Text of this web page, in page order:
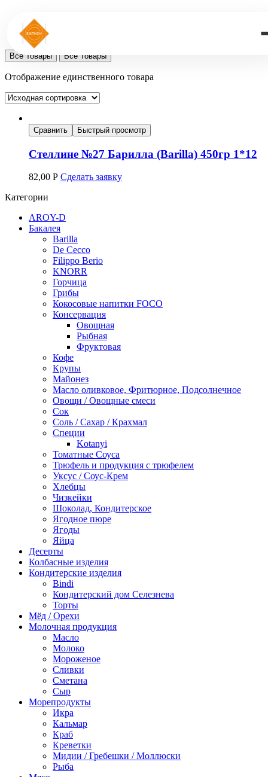
Все Товары Все Товары
Отображение единственного товара
Сравнить Быстрый просмотр
Стеллине №27 Барилла (Barilla) 450гр 1*12
82,00 Р Сделать заявку
Категории
AROY-D
Бакалея
Barilla
De Cecco
Filippo Berio
KNORR
Горчица
Грибы
Кокосовые напитки FOCO
Консервация
Овощная
Рыбная
Фруктовая
Кофе
Крупы
Майонез
Масло оливковое, Фритюрное, Подсолнечное
Овощи / Овощные смеси
Сок
Соль / Сахар / Крахмал
Специи
Kotanyi
Томатные Соуса
Трюфель и продукция с трюфелем
Уксус / Соус-Крем
Хлебцы
Чизкейки
Шоколад, Кондитерское
Ягодное пюре
Ягоды
Яйца
Десерты
Колбасные изделия
Кондитерские изделия
Bindi
Кондитерский дом Селезнева
Торты
Мёд / Орехи
Молочная продукция
Масло
Молоко
Мороженое
Сливки
Сметана
Сыр
Морепродукты
Икра
Кальмар
Краб
Креветки
Мидии / Гребешки / Моллюски
Рыба